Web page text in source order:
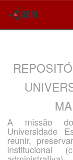
A missão
Universidade
reunir,
institucional